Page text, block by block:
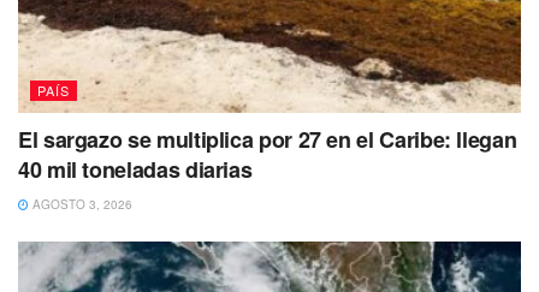
PAÍS
El sargazo se multiplica por 27 en el Caribe: llegan
40 mil toneladas diarias
AGOSTO 3, 2026